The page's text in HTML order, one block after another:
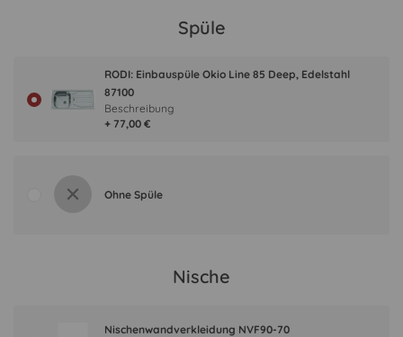
Spüle
RODI: Einbauspüle Okio Line 85 Deep, Edelstahl
87100
+ 77,00 €
Beschreibung
Ohne Spüle
Nische
Nischenwandverkleidung NVF90-70